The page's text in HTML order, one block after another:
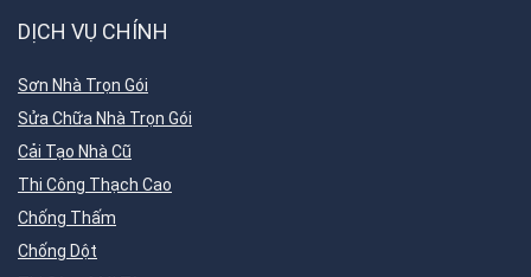
DỊCH VỤ CHÍNH
Sơn Nhà Trọn Gói
Sửa Chữa Nhà Trọn Gói
Cải Tạo Nhà Cũ
Thi Công Thạch Cao
Chống Thấm
Chống Dột